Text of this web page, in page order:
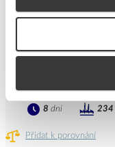
Značka
Přidat k porovnání
8 dní 234